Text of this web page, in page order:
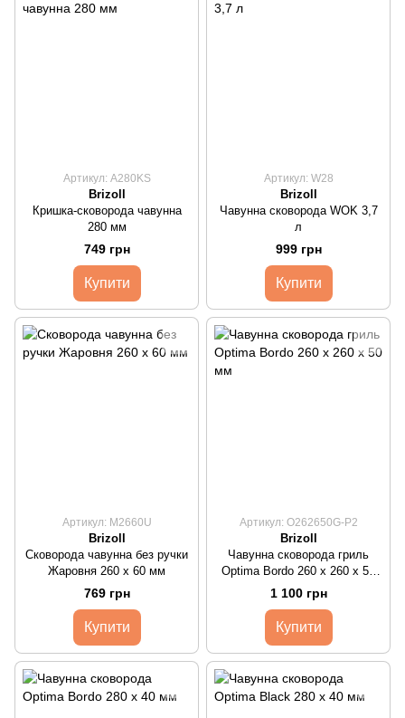
Артикул: A280KS
Brizoll
Кришка-сковорода чавунна
280 мм
749 грн
Купити
Артикул: W28
Brizoll
Чавунна сковорода WOK 3,7
л
999 грн
Купити
Артикул: M2660U
Brizoll
Сковорода чавунна без ручки
Жаровня 260 х 60 мм
769 грн
Купити
Артикул: O262650G-P2
Brizoll
Чавунна сковорода гриль
Optima Bordo 260 х 260 х 50
мм
1 100 грн
Купити